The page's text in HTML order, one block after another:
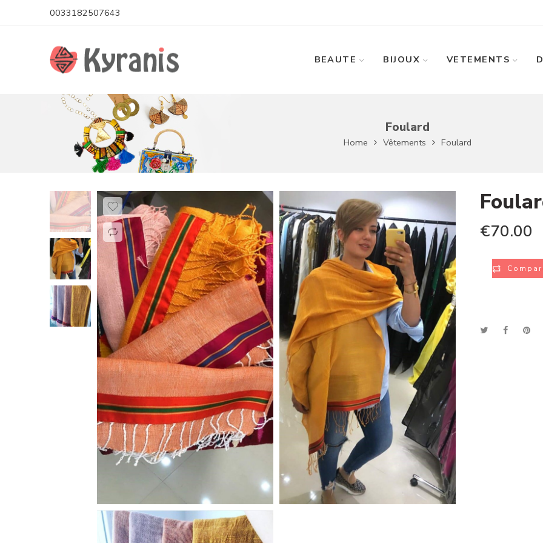
0033182507643
BEAUTE BIJOUX VETEMENTS
Foulard
Home Vêtements Foulard
€70.00